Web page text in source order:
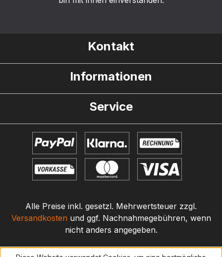
Kontakt
Informationen
Service
Alle Preise inkl. gesetzl. Mehrwertsteuer zzgl.
Versandkosten und ggf. Nachnahmegebühren, wenn
nicht anders angegeben.